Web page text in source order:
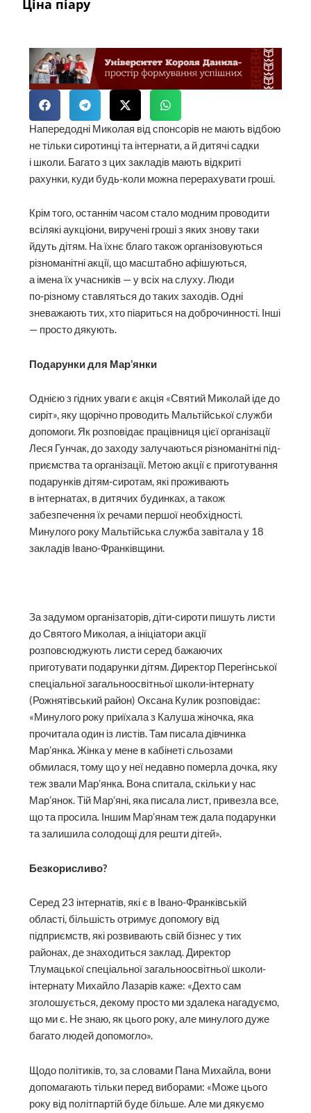
Ціна піару
Напередодні Миколая від спонсорів не мають відбою
не тільки сиротинці та інтернати, а й дитячі садки
і школи. Багато з цих закладів мають відкриті
рахунки, куди будь-коли можна перерахувати гроші.
Крім того, останнім часом стало модним проводити
всілякі аукціони, виручені гроші з яких знову таки
йдуть дітям. На їхнє благо також організовуються
різноманітні акції, що масштабно афішуються,
а імена їх учасників — у всіх на слуху. Люди
по‑різному ставляться до таких заходів. Одні
зневажають тих, хто піариться на доброчинності. Інші
— просто дякують.
Подарунки для Мар’янки
Однією з гідних уваги є акція «Святий Миколай іде до
сиріт», яку щорічно проводить Мальтійської служби
допомоги. Як розповідає працівниця цієї організації
Леся Гунчак, до заходу залучаються різноманітні під­
приємства та організації. Метою акції є приготування
подарунків дітям‑сиротам, які проживають
в інтернатах, в дитячих будин­ках, а також
забезпечення їх речами першої необхідності.
Минулого року Мальтійська служба завітала у 18
закладів Івано-Франківщини.
За задумом організаторів, діти-сироти пишуть листи
до Святого Миколая, а ініціатори акції
розповсюджують листи серед бажаючих
приготувати подарунки дітям. Директор Перегінської
спеціальної загальноосвітньої школи-інтернату
(Рожнятівський район) Оксана Кулик розповідає:
«Минулого року приїхала з Калуша жіночка, яка
прочитала один із листів. Там писала дівчинка
Мар’янка. Жінка у мене в кабінеті сльозами
обмилася, тому що у неї недавно померла дочка, яку
теж звали Мар’янка. Вона спитала, скільки у нас
Мар’янок. Тій Мар’яні, яка писала лист, привезла все,
що та просила. Іншим Мар’янам теж дала подарунки
та залишила солодощі для решти дітей».
Безкорисливо?
Серед 23 інтернатів, які є в Івано-Франківській
області, більшість отримує допомогу від
підприємств, які розвивають свій бізнес у тих
районах, де знаходиться заклад. Директор
Тлумацької спеціальної загаль­ноосвітньої школи-
інтернату Михайло Лазарів каже: «Дехто сам
зголошується, декому просто ми здалека нагадуємо,
що ми є. Не знаю, як цього року, але минулого дуже
багато людей допомогло».
Щодо політиків, то, за словами Пана Михайла, вони
допомагають тільки перед виборами: «Може цього
року від політпартій буде більше. Але ми дякуємо